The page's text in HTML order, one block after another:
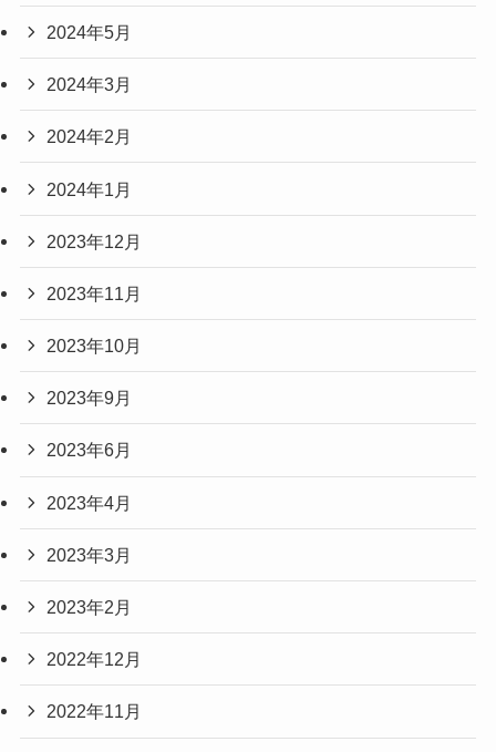
2024年5月
2024年3月
2024年2月
2024年1月
2023年12月
2023年11月
2023年10月
2023年9月
2023年6月
2023年4月
2023年3月
2023年2月
2022年12月
2022年11月